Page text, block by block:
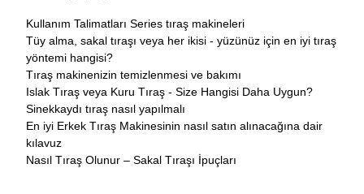
Kullanım Talimatları Series tıraş makineleri
Tüy alma, sakal tıraşı veya her ikisi - yüzünüz için en iyi tıraş
yöntemi hangisi?
Tıraş makinenizin temizlenmesi ve bakımı
Islak Tıraş veya Kuru Tıraş - Size Hangisi Daha Uygun?
Sinekkaydı tıraş nasıl yapılmalı
En iyi Erkek Tıraş Makinesinin nasıl satın alınacağına dair
kılavuz
Nasıl Tıraş Olunur – Sakal Tıraşı İpuçları